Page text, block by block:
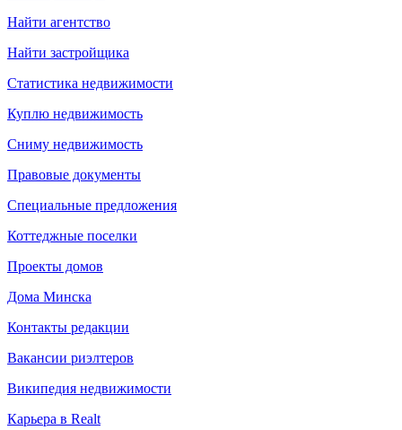
Найти агентство
Найти застройщика
Статистика недвижимости
Куплю недвижимость
Сниму недвижимость
Правовые документы
Специальные предложения
Коттеджные поселки
Проекты домов
Дома Минска
Контакты редакции
Вакансии риэлтеров
Википедия недвижимости
Карьера в Realt